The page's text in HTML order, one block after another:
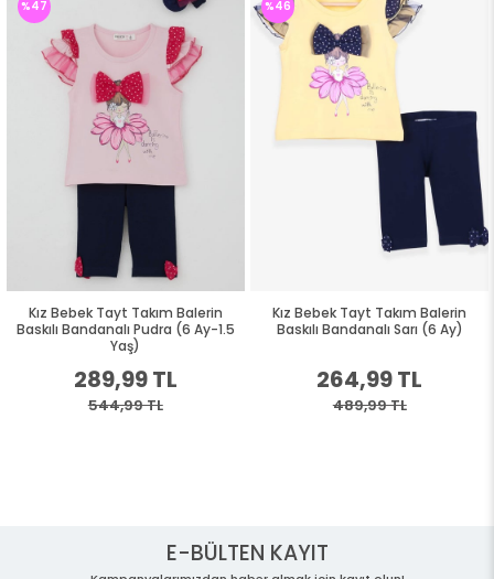
Kız Bebek Tayt Takım Balerin
Baskılı Bandanalı Pudra (6 Ay-1.5
Yaş)
289,99 TL
544,99 TL
%47
Kız Bebek Tayt Takım Balerin
Baskılı Bandanalı Sarı (6 Ay)
264,99 TL
489,99 TL
%46
E-BÜLTEN KAYIT